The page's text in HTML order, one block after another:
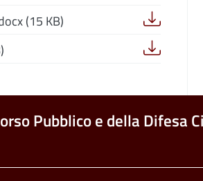
(15 KB)
Pubblico e della Difesa